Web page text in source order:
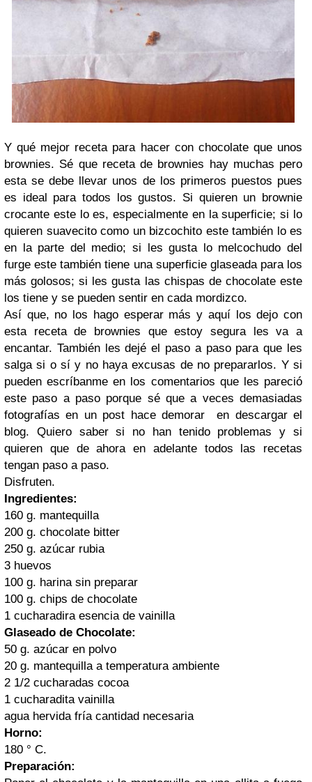
Y qué mejor receta para hacer con chocolate que unos
brownies. Sé que receta de brownies hay muchas pero
esta se debe llevar unos de los primeros puestos pues
es ideal para todos los gustos. Si quieren un brownie
crocante este lo es, especialmente en la superficie; si lo
quieren suavecito como un bizcochito este también lo es
en la parte del medio; si les gusta lo melcochudo del
furge este también tiene una superficie glaseada para los
más golosos; si les gusta las chispas de chocolate este
los tiene y se pueden sentir en cada mordizco.
Así que, no los hago esperar más y aquí los dejo con
esta receta de brownies que estoy segura les va a
encantar. También les dejé el paso a paso para que les
salga si o sí y no haya excusas de no prepararlos. Y si
pueden escríbanme en los comentarios que les pareció
este paso a paso porque sé que a veces demasiadas
fotografías en un post hace demorar en descargar el
blog. Quiero saber si no han tenido problemas y si
quieren que de ahora en adelante todos las recetas
tengan paso a paso.
Disfruten.
Ingredientes:
160 g. mantequilla
200 g. chocolate bitter
250 g. azúcar rubia
3 huevos
100 g. harina sin preparar
100 g. chips de chocolate
1 cucharadira esencia de vainilla
Glaseado de Chocolate:
50 g. azúcar en polvo
20 g. mantequilla a temperatura ambiente
2 1/2 cucharadas cocoa
1 cucharadita vainilla
agua hervida fría cantidad necesaria
Horno:
180 ° C.
Preparación: